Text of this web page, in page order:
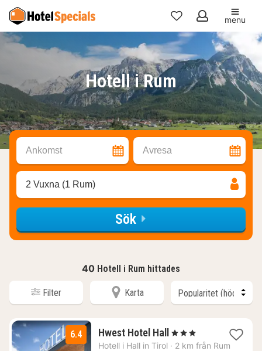
Mina
favoriter
menu
Hotell i Rum
Ankomst Avresa
2 Vuxna (1 Rum)
Sök
40 Hotell i Rum hittades
Filter Karta
6.4 Hwest Hotel Hall
1
natt
, 3 Stjärnor
Hotell i Hall in Tirol · 2 km från Rum